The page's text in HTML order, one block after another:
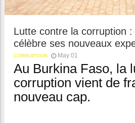
Lutte contre la corruption :
célèbre ses nouveaux
CORRUPTION May 01
Au Burkina Faso, la
corruption vient de
nouveau cap.